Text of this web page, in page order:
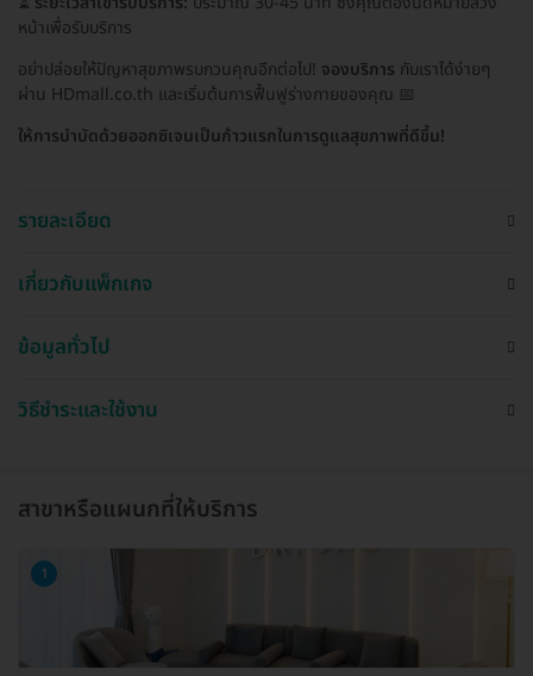
หน้าเพื่อรับบริการ
อย่าปล่อยให้ปัญหาสุขภาพรบกวนคุณอีกต่อไป! จองบริการ กับเราได้ง่ายๆ
ผ่าน HDmall.co.th และเริ่มต้นการฟื้นฟูร่างกายของคุณ 📅
ให้การบำบัดด้วยออกซิเจนเป็นก้าวแรกในการดูแลสุขภาพที่ดีขึ้น!
รายละเอียด
เกี่ยวกับแพ็กเกจ
ข้อมูลทั่วไป
วิธีชำระและใช้งาน
สาขาหรือแผนกที่ให้บริการ
1